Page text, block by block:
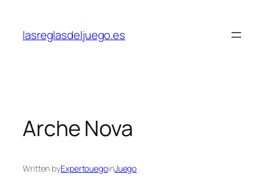
content
lasreglasdeljuego.es
Arche Nova
Written byExpertouegoinJuego